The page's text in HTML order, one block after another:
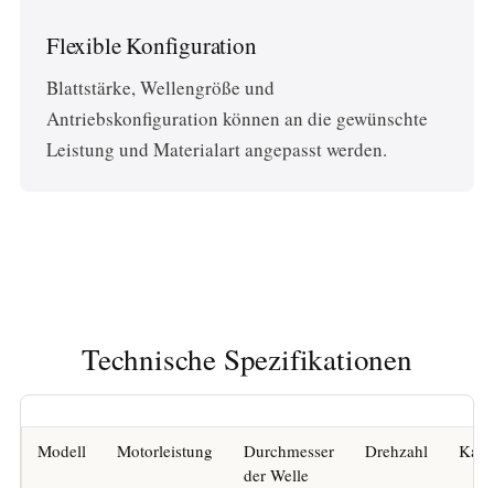
Flexible Konfiguration
Blattstärke, Wellengröße und
Antriebskonfiguration können an die gewünschte
Leistung und Materialart angepasst werden.
Technische Spezifikationen
Modell Motorleistung
Durchmesser
der Welle
Drehzahl